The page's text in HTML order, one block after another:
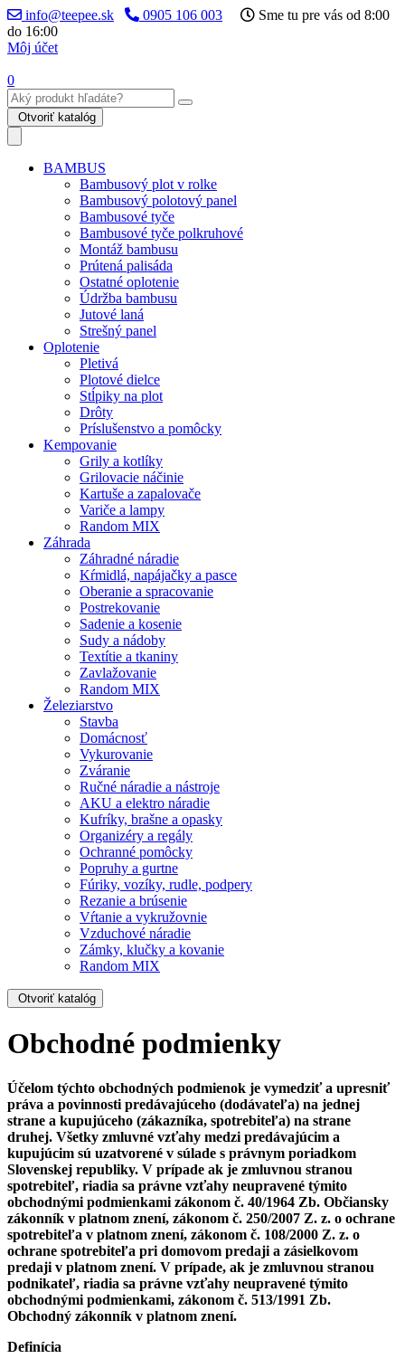
info@teepee.sk 0905 106 003
Sme tu pre vás od 8:00
do 16:00
Môj účet
0
Otvoriť katalóg
BAMBUS
Bambusový plot v rolke
Bambusový polotový panel
Bambusové tyče
Bambusové tyče polkruhové
Montáž bambusu
Prútená palisáda
Ostatné oplotenie
Údržba bambusu
Jutové laná
Strešný panel
Oplotenie
Pletivá
Plotové dielce
Stĺpiky na plot
Drôty
Príslušenstvo a pomôcky
Kempovanie
Grily a kotlíky
Grilovacie náčinie
Kartuše a zapalovače
Variče a lampy
Random MIX
Záhrada
Záhradné náradie
Kŕmidlá, napájačky a pasce
Oberanie a spracovanie
Postrekovanie
Sadenie a kosenie
Sudy a nádoby
Textítie a tkaniny
Zavlažovanie
Random MIX
Železiarstvo
Stavba
Domácnosť
Vykurovanie
Zváranie
Ručné náradie a nástroje
AKU a elektro náradie
Kufríky, brašne a opasky
Organizéry a regály
Ochranné pomôcky
Popruhy a gurtne
Fúriky, vozíky, rudle, podpery
Rezanie a brúsenie
Vŕtanie a vykružovnie
Vzduchové náradie
Zámky, klučky a kovanie
Random MIX
Otvoriť katalóg
Obchodné podmienky
Účelom týchto obchodných podmienok je vymedziť a upresniť
práva a povinnosti predávajúceho (dodávateľa) na jednej
strane a kupujúceho (zákazníka, spotrebiteľa) na strane
druhej. Všetky zmluvné vzťahy medzi predávajúcim a
kupujúcim sú uzatvorené v súlade s právnym poriadkom
Slovenskej republiky. V prípade ak je zmluvnou stranou
spotrebiteľ, riadia sa právne vzťahy neupravené týmito
obchodnými podmienkami zákonom č. 40/1964 Zb. Občiansky
zákonník v platnom znení, zákonom č. 250/2007 Z. z. o ochrane
spotrebiteľa v platnom znení, zákonom č. 108/2000 Z. z. o
ochrane spotrebiteľa pri domovom predaji a zásielkovom
predaji v platnom znení. V prípade, ak je zmluvnou stranou
podnikateľ, riadia sa právne vzťahy neupravené týmito
obchodnými podmienkami, zákonom č. 513/1991 Zb.
Obchodný zákonník v platnom znení.
Definícia